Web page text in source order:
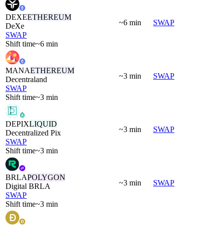
DEXEETHEREUM
DeXe
SWAP
Shift time~6 min
~6 min SWAP
MANAETHEREUM
Decentraland
SWAP
Shift time~3 min
~3 min SWAP
DEPIXLIQUID
Decentralized Pix
SWAP
Shift time~3 min
~3 min SWAP
BRLAPOLYGON
Digital BRLA
SWAP
Shift time~3 min
~3 min SWAP